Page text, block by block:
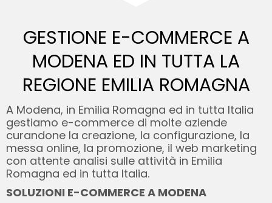
GESTIONE E-COMMERCE A
MODENA ED IN TUTTA LA
REGIONE EMILIA ROMAGNA
A Modena, in Emilia Romagna ed in tutta Italia
gestiamo e-commerce di molte aziende
curandone la creazione, la configurazione, la
messa online, la promozione, il web marketing
con attente analisi sulle attività in Emilia
Romagna ed in tutta Italia.
SOLUZIONI E-COMMERCE A MODENA